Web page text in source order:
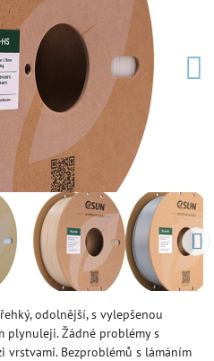
odolnější, s vylepšenou
plynuleji. Žádné problémy s
Bezproblémů s lámáním